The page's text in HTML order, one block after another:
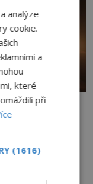
kniha:
analýze
cookie.
a
které
při
(1616)